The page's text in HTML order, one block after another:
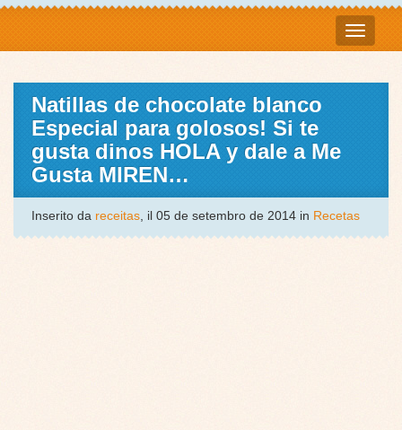
Natillas de chocolate blanco
Especial para golosos! Si te
gusta dinos HOLA y dale a Me
Gusta MIREN…
Inserito da receitas, il 05 de setembro de 2014 in Recetas